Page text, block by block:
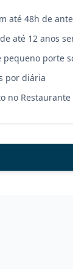
até 48h de
até 12 anos
pequeno porte
por diária
no Restaurante